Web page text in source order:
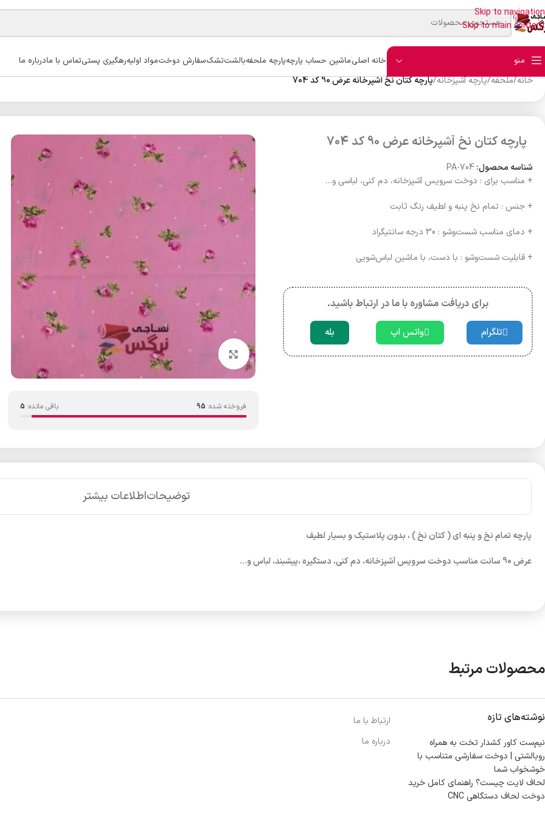
Skip to navigation
Skip to main content
منو خانه اصلیماشین حساب پارچهپارچه ملحفهبالشتتشکسفارش دوختمواد اولیهرهگیری پستیتماس با مادرباره ما
خانه/ملحفه/پارچه آشپزخانه/پارچه کتان نخ آشپرخانه عرض 90 کد 704
پارچه کتان نخ آشپرخانه عرض 90 کد 704
شناسه محصول:PA-704
+ مناسب برای : دوخت سرویس آشپزخانه، دم کنی، لباسی و…
+ جنس : تمام نخ پنبه و لطیف رنگ ثابت
+ دمای مناسب شست‌وشو : 30 درجه سانتیگراد
+ قابلیت شست‌وشو : با دست، با ماشین لباس‌شویی
برای دریافت مشاوره با ما در ارتباط باشید.
تلگرام واتس اپ بله
بزرگنمایی تصویر
فروخته شده: 95 باقی مانده: 5
توضیحاتاطلاعات بیشتر
پارچه تمام نخ و پنبه ای ( کتان نخ ) ، بدون پلاستیک و بسیار لطیف
عرض 90 سانت مناسب دوخت سرویس آشپزخانه، دم کنی، دستگیره ،پیشبند، لباس و…
محصولات مرتبط
نوشته‌های تازه
نیم‌ست کاور کشدار تخت به همراه
روبالشتی | دوخت سفارشی متناسب با
خوشخواب شما
لحاف لایت چیست؟ راهنمای کامل خرید
دوخت لحاف دستگاهی CNC
ارتباط با ما
درباره ما